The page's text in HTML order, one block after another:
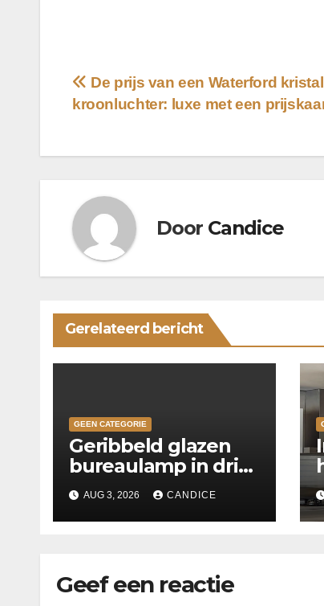
Bericht
De prijs van een Waterford
kroonluchter: luxe met een
Door Candice
Gerelateerd bericht
GEEN CATEGORIE
Geribbeld glazen
bureaulamp in drie
kleuren
AUG 3, 2026 CANDICE
Geef een reactie